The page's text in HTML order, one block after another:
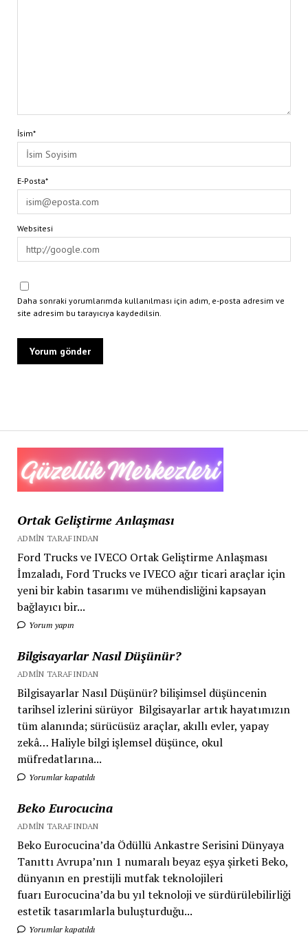
Ortak Geliştirme Anlaşması
ADMIN TARAFINDAN
Ford Trucks ve IVECO Ortak Geliştirme Anlaşması
İmzaladı, Ford Trucks ve IVECO ağır ticari araçlar için
yeni bir kabin tasarımı ve mühendisliğini kapsayan
bağlayıcı bir...
Yorum yapın
Bilgisayarlar Nasıl Düşünür?
ADMIN TARAFINDAN
Bilgisayarlar Nasıl Düşünür? bilişimsel düşüncenin
tarihsel izlerini sürüyor Bilgisayarlar artık hayatımızın
tüm alanında; sürücüsüz araçlar, akıllı evler, yapay
zekâ… Haliyle bilgi işlemsel düşünce, okul
müfredatlarına...
Yorumlar kapatıldı
Beko Eurocucina
ADMIN TARAFINDAN
Beko Eurocucina’da Ödüllü Ankastre Serisini Dünyaya
Tanıttı Avrupa’nın 1 numaralı beyaz eşya şirketi Beko,
dünyanın en prestijli mutfak teknolojileri
fuarı Eurocucina’da bu yıl teknoloji ve sürdürülebilirliği
estetik tasarımlarla buluşturduğu...
Yorumlar kapatıldı
İsim*
E-Posta*
Websitesi
Daha sonraki yorumlarımda kullanılması için adım, e-posta adresim ve
site adresim bu tarayıcıya kaydedilsin.